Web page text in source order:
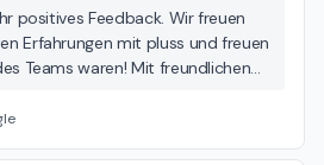
positives Feedback. Wir freuen
Erfahrungen mit pluss und freuen
waren! Mit freundlichen